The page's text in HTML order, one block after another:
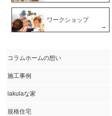
ワークショップ
コラムホームの想い
施工事例
lakulaな家
規格住宅